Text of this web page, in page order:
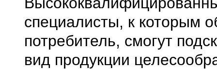
специалисты, к которым
потребитель, смогут
вид продукции